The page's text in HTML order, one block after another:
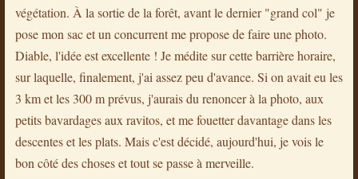
végétation. À la sortie de la forêt, avant le dernier "grand col" je
pose mon sac et un concurrent me propose de faire une photo.
Diable, l'idée est excellente ! Je médite sur cette barrière horaire,
sur laquelle, finalement, j'ai assez peu d'avance. Si on avait eu les
3 km et les 300 m prévus, j'aurais du renoncer à la photo, aux
petits bavardages aux ravitos, et me fouetter davantage dans les
descentes et les plats. Mais c'est décidé, aujourd'hui, je vois le
bon côté des choses et tout se passe à merveille.